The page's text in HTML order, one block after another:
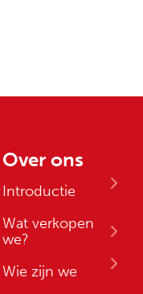
Over ons
Introductie
Wat verkopen
we?
Wie zijn we